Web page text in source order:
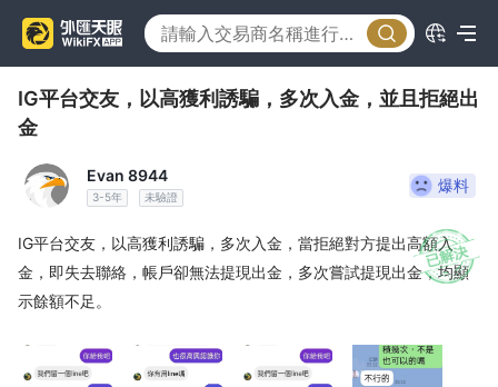
IG平台交友，以高獲利誘騙，多次入金，並且拒絕出
金
Evan 8944
3-5年 未驗證
爆料
IG平台交友，以高獲利誘騙，多次入金，當拒絕對方提出高額入
金，即失去聯絡，帳戶卻無法提現出金，多次嘗試提現出金，均顯
示餘額不足。